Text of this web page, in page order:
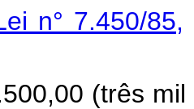
n° 7.450/85,
(três mil